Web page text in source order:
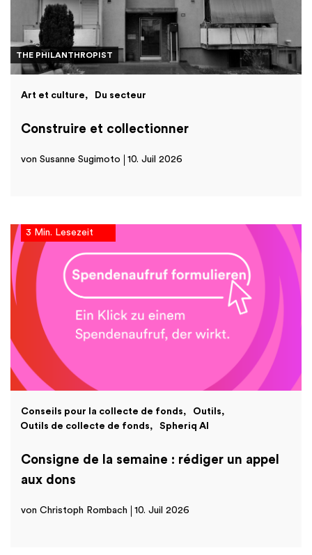
THE PHILANTHROPIST
Art et culture Du secteur
Construire et collectionner
von Susanne Sugimoto 10. Juil 2026
3 Min. Lesezeit
Conseils pour la collecte de fonds
Outils
Outils de collecte de fonds
Spheriq AI
Consigne de la semaine : rédiger un appel
aux dons
von Christoph Rombach 10. Juil 2026